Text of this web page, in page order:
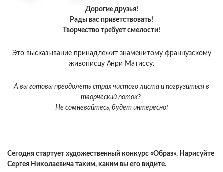
Дорогие друзья!
Рады вас приветствовать!
Творчество требует смелости!
Это высказывание принадлежит знаменитому французскому
живописцу Анри Матиссу.
А вы готовы преодолеть страх чистого листа и погрузиться в
творческий поток?
Не сомневайтесь, будет интересно!
Сегодня стартует художественный конкурс «Образ». Нарисуйте
Сергея Николаевича таким, каким вы его видите.